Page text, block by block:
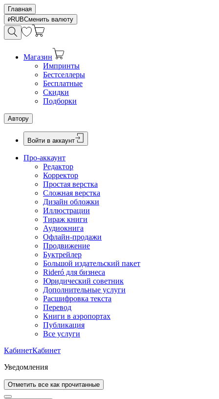
Главная
RUBСменить валюту
Магазин
Импринты
Бестселлеры
Бесплатные
Скидки
Подборки
Автору
Войти в аккаунт
Про-аккаунт
Редактор
Корректор
Простая верстка
Сложная верстка
Дизайн обложки
Иллюстрации
Тираж книги
Аудиокнига
Офлайн-продажи
Продвижение
Буктрейлер
Большой издательский пакет
Rideró для бизнеса
Юридический советник
Дополнительные услуги
Расшифровка текста
Перевод
Книги в аэропортах
Публикация
Все услуги
КабинетКабинет
Уведомления
Отметить все как прочитанные